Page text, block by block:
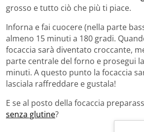
grosso e tutto ciò che più ti piace.
Inforna e fai cuocere (nella parte
almeno 15 minuti a 180 gradi.
focaccia sarà diventato croccante,
parte centrale del forno e prosegui
minuti. A questo punto la focaccia
lasciala raffreddare e gustala!
E se al posto della focaccia
senza glutine?